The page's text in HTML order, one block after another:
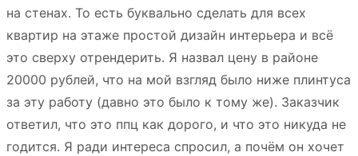
на стенах. То есть буквально сделать для всех
квартир на этаже простой дизайн интерьера и всё
это сверху отрендерить. Я назвал цену в районе
20000 рублей, что на мой взгляд было ниже плинтуса
за эту работу (давно это было к тому же). Заказчик
ответил, что это ппц как дорого, и что это никуда не
годится. Я ради интереса спросил, а почём он хочет